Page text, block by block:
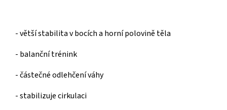
- větší stabilita v bocích a horní polovině těla
- balanční trénink
- částečné odlehčení váhy
- stabilizuje cirkulaci